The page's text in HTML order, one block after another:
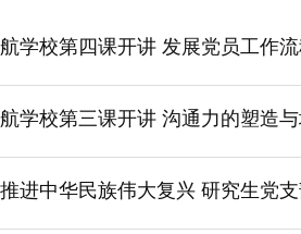
学校第四课开讲 发展党员工作
学校第三课开讲 沟通力的塑造
进中华民族伟大复兴 研究生党